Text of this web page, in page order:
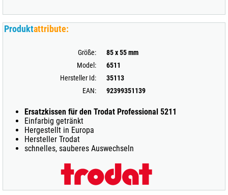
Produktattribute:
Größe:
85 x 55 mm
Model:
6511
Hersteller Id:
35113
EAN:
92399351139
Ersatzkissen für den Trodat Professional 5211
Einfarbig getränkt
Hergestellt in Europa
Hersteller Trodat
schnelles, sauberes Auswechseln